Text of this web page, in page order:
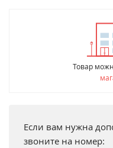
Товар
Если вам нужна
звоните на номер: